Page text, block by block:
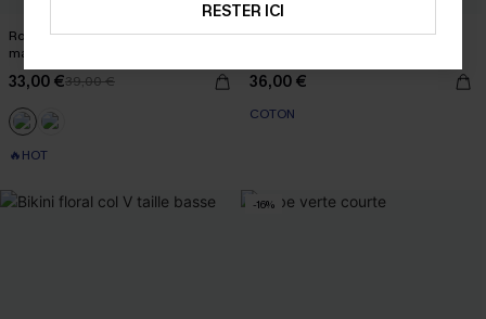
Robe longue à rayures col carré sans
manches
33,00 €39,00 €
🔥HOT
Robe courte en denim sans
36,00 €
COTON
-16%
RESTER ICI